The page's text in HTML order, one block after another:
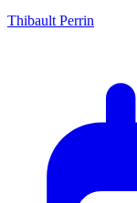
Thibault Perrin